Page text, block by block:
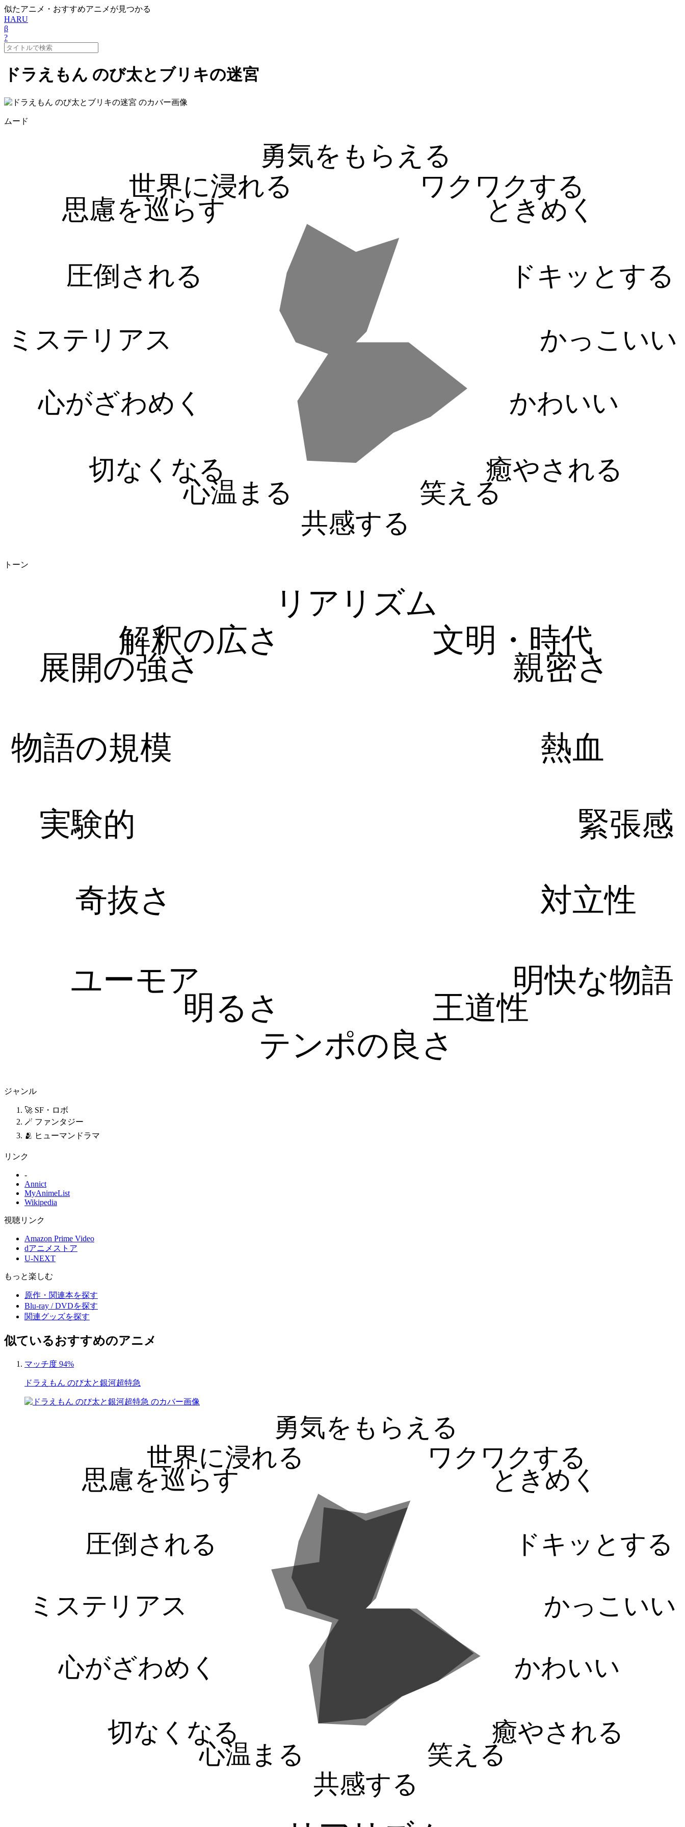
似たアニメ・おすすめアニメが見つかる
HARU
β
?
ドラえもん のび太とブリキの迷宮
ムード
勇気をもらえる
ワクワクする
ときめく
ドキッとする
かっこいい
かわいい
癒やされる
笑える
共感する
心温まる
切なくなる
心がざわめく
ミステリアス
圧倒される
思慮を巡らす
世界に浸れる
トーン
リアリズム
文明・時代
親密さ
熱血
緊張感
対立性
明快な物語
王道性
テンポの良さ
明るさ
ユーモア
奇抜さ
実験的
物語の規模
展開の強さ
解釈の広さ
ジャンル
🚀 SF・ロボ
🪄 ファンタジー
🫂 ヒューマンドラマ
リンク
-
Annict
MyAnimeList
Wikipedia
視聴リンク
Amazon Prime Video
dアニメストア
U-NEXT
もっと楽しむ
原作・関連本を探す
Blu-ray / DVDを探す
関連グッズを探す
似ているおすすめのアニメ
マッチ度 94%
ドラえもん のび太と銀河超特急
勇気をもらえる
ワクワクする
ときめく
ドキッとする
かっこいい
かわいい
癒やされる
笑える
共感する
心温まる
切なくなる
心がざわめく
ミステリアス
圧倒される
思慮を巡らす
世界に浸れる